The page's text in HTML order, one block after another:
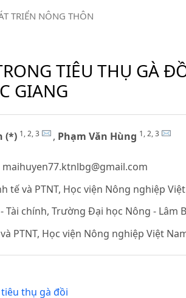
TRIỂN NÔNG THÔN
TIÊU THỤ GÀ
GIANG
(*) 1, 2, 3 , Phạm Văn Hùng 1, 2, 3
maihuyen77.ktnlbg@gmail.com
tế và PTNT, Học viện Nông nghiệp
Tài chính, Trường Đại học Nông - Lâm
PTNT, Học viện Nông nghiệp Việt
tiêu thụ gà đồi